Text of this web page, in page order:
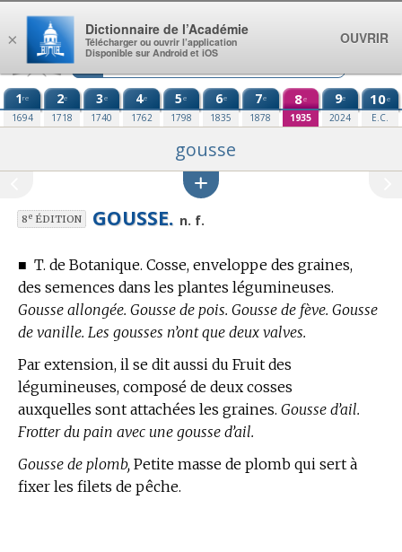
Aller au contenu
1re
1694
2e
1718
3e
1740
4e
1762
5e
1798
6e
1835
7e
1878
8e
1935
9e
2024
10e
E.C.
gousse
8eÉDITION GOUSSE. n. f.
■ T. de Botanique. Cosse, enveloppe des graines,
des semences dans les plantes légumineuses.
Gousse allongée. Gousse de pois. Gousse de fève. Gousse
de vanille. Les gousses n’ont que deux valves.
Par extension, il se dit aussi du Fruit des
légumineuses, composé de deux cosses
auxquelles sont attachées les graines. Gousse d’ail.
Frotter du pain avec une gousse d’ail.
Gousse de plomb, Petite masse de plomb qui sert à
fixer les filets de pêche.
×
Dictionnaire de l’Académie
Télécharger ou ouvrir l’application
Disponible sur Android et iOS
OUVRIR